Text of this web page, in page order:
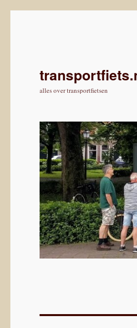
alles over transportfietsen